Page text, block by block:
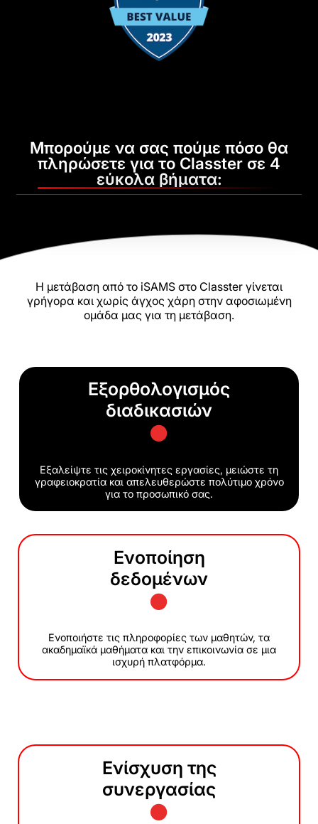
Μπορούμε να σας πούμε πόσο θα
πληρώσετε για το Classter σε 4
εύκολα βήματα:
Η μετάβαση από το iSAMS στο Classter γίνεται
γρήγορα και χωρίς άγχος χάρη στην αφοσιωμένη
ομάδα μας για τη μετάβαση.
Εξορθολογισμός
διαδικασιών
Εξαλείψτε τις χειροκίνητες εργασίες, μειώστε τη
γραφειοκρατία και απελευθερώστε πολύτιμο χρόνο
για το προσωπικό σας.
Ενοποίηση
δεδομένων
Ενοποιήστε τις πληροφορίες των μαθητών, τα
ακαδημαϊκά μαθήματα και την επικοινωνία σε μια
ισχυρή πλατφόρμα.
Ενίσχυση της
συνεργασίας